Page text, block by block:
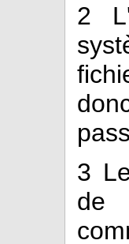
2
3
de